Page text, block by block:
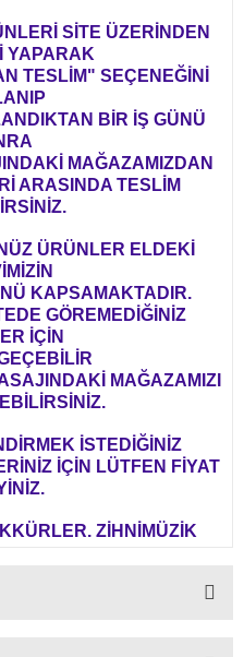
SİTE ÜZERİNDEN
YAPARAK
TESLİM" SEÇENEĞİNİ
BİR İŞ GÜNÜ
MAĞAZAMIZDAN
ARASINDA TESLİM
ÜRÜNLER ELDEKİ
KAPSAMAKTADIR.
GÖREMEDİĞİNİZ
İÇİN
MAĞAZAMIZI
İSTEDİĞİNİZ
İÇİN LÜTFEN FİYAT
ZİHNİMÜZİK